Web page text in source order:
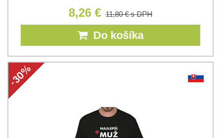
8,26 € 11,80 €s DPH
Do košíka